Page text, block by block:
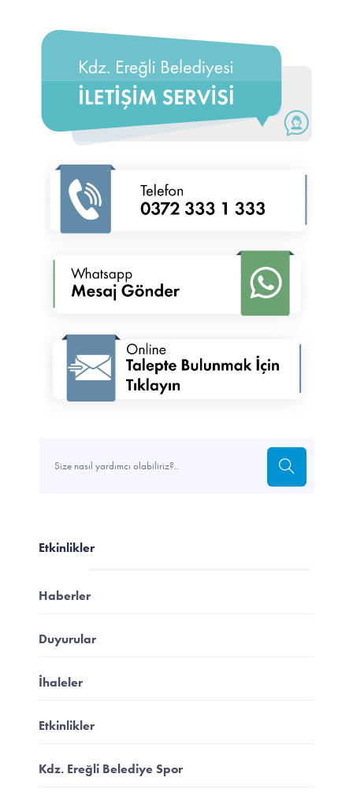
Etkinlikler
Haberler
Duyurular
İhaleler
Etkinlikler
Kdz. Ereğli Belediye Spor